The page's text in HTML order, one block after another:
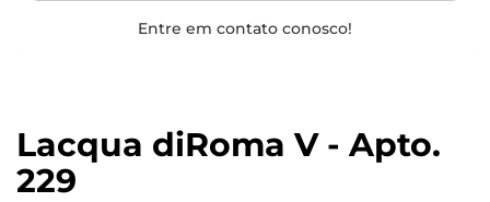
Lacqua diRoma V - Apto.
229
Entre em contato conosco!